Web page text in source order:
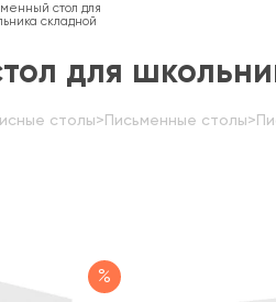
для
столы> Письменные столы>
%
стол для
складной